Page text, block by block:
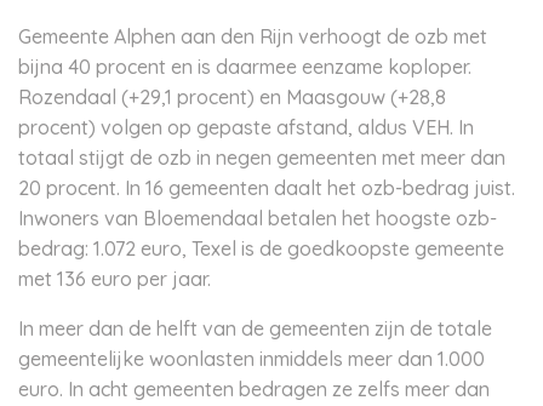
Gemeente Alphen aan den Rijn verhoogt de ozb met
bijna 40 procent en is daarmee eenzame koploper.
Rozendaal (+29,1 procent) en Maasgouw (+28,8
procent) volgen op gepaste afstand, aldus VEH. In
totaal stijgt de ozb in negen gemeenten met meer dan
20 procent. In 16 gemeenten daalt het ozb-bedrag juist.
Inwoners van Bloemendaal betalen het hoogste ozb-
bedrag: 1.072 euro, Texel is de goedkoopste gemeente
met 136 euro per jaar.
In meer dan de helft van de gemeenten zijn de totale
gemeentelijke woonlasten inmiddels meer dan 1.000
euro. In acht gemeenten bedragen ze zelfs meer dan